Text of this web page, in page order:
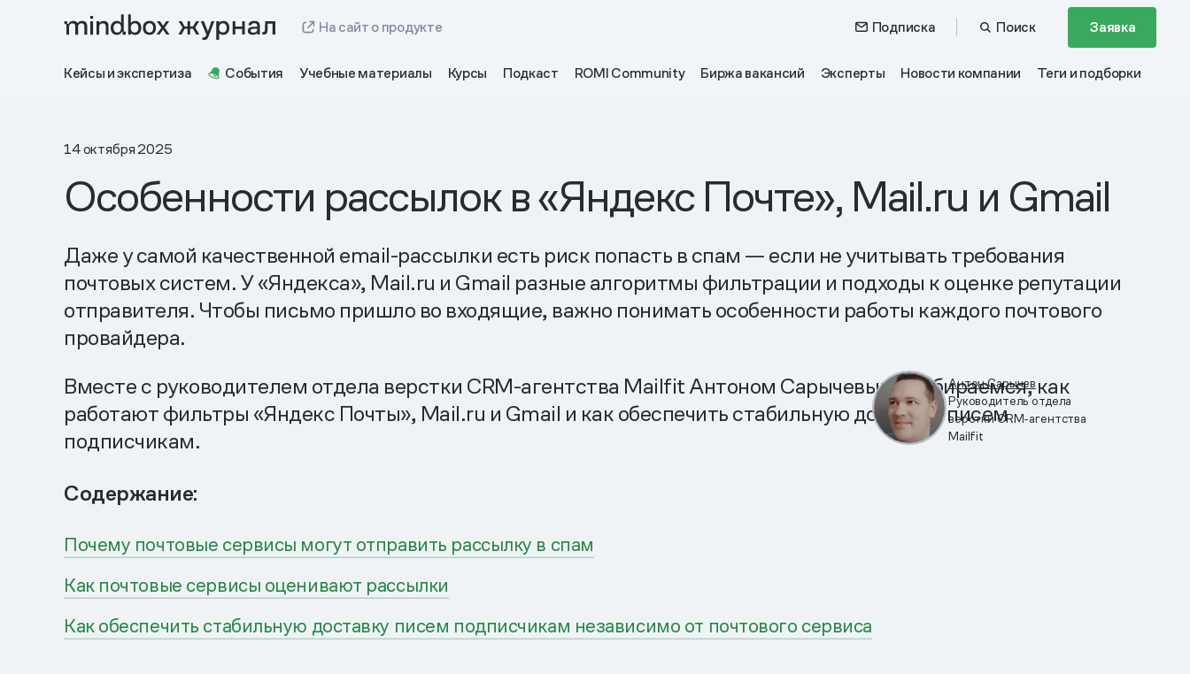
На сайт о продукте Подписка Поиск Заявка
Кейсы и экспертиза События Учебные материалы Курсы Подкаст ROMI Community Биржа вакансий Эксперты Новости компании Теги и подборки
14 октября 2025
Особенности рассылок в «Яндекс Почте», Mail.ru и Gmail
Даже у самой качественной email-рассылки есть риск попасть в спам — если не учитывать требования
почтовых систем. У «Яндекса», Mail.ru и Gmail разные алгоритмы фильтрации и подходы к оценке репутации
отправителя. Чтобы письмо пришло во входящие, важно понимать особенности работы каждого почтового
провайдера.
Антон Сарычев
Руководитель отдела
верстки CRM-агентства
Mailfit
Вместе с руководителем отдела верстки CRM-агентства Mailfit Антоном Сарычевым разбираемся, как
работают фильтры «Яндекс Почты», Mail.ru и Gmail и как обеспечить стабильную доставку писем
подписчикам.
Содержание:
Почему почтовые сервисы могут отправить рассылку в спам
Как почтовые сервисы оценивают рассылки
Как обеспечить стабильную доставку писем подписчикам независимо от почтового сервиса